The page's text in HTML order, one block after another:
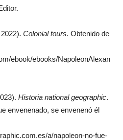
Colonial tours. Obtenido de
ebook/ebooks/NapoleonAlexan
Historia national geographic.
envenenado, se envenenó él
a/napoleon-no-fue-